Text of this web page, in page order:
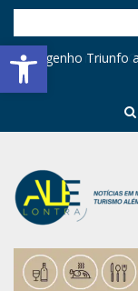
Barra de Ferramentas Aberta
Engenho Triunfo